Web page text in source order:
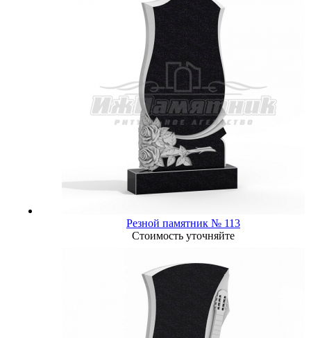
Резной памятник № 113
Стоимость уточняйте